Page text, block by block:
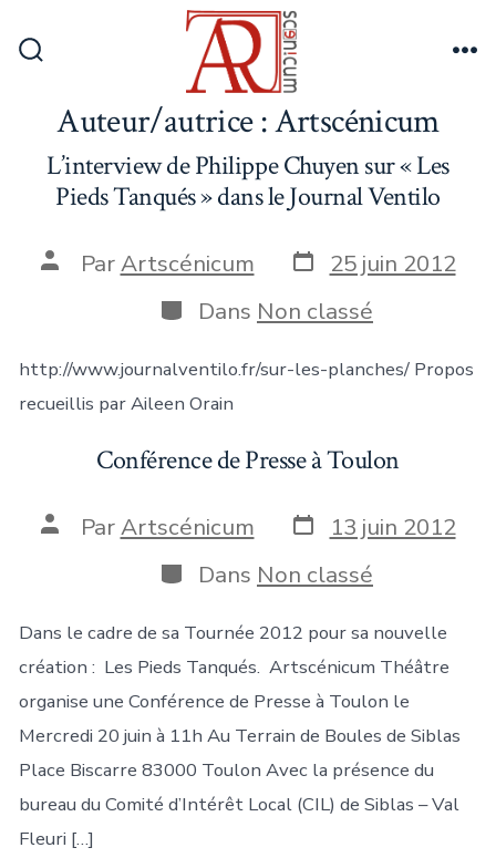
Auteur/autrice :Artscénicum
L’interview de Philippe Chuyen sur « Les
Pieds Tanqués » dans le Journal Ventilo
Auteur
ParArtscénicum Date
de
publication
25 juin 2012
Catégories
Dans Non classé
http://www.journalventilo.fr/sur-les-planches/ Propos
recueillis par Aileen Orain
Conférence de Presse à Toulon
Auteur
ParArtscénicum Date
de
publication
13 juin 2012
Catégories
Dans Non classé
Dans le cadre de sa Tournée 2012 pour sa nouvelle
création : Les Pieds Tanqués. Artscénicum Théâtre
organise une Conférence de Presse à Toulon le
Mercredi 20 juin à 11h Au Terrain de Boules de Siblas
Place Biscarre 83000 Toulon Avec la présence du
bureau du Comité d’Intérêt Local (CIL) de Siblas – Val
Fleuri […]